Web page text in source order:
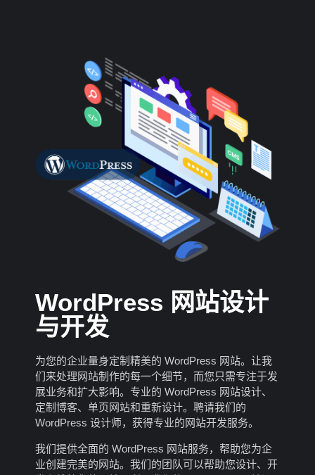
WordPress 网站设计
与开发
为您的企业量身定制精美的 WordPress 网站。让我
们来处理网站制作的每一个细节，而您只需专注于发
展业务和扩大影响。专业的 WordPress 网站设计、
定制博客、单页网站和重新设计。聘请我们的
WordPress 设计师，获得专业的网站开发服务。
我们提供全面的 WordPress 网站服务，帮助您为企
业创建完美的网站。我们的团队可以帮助您设计、开